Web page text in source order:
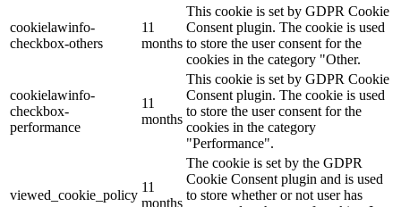
cookielawinfo-
checkbox-others
11
months
This cookie is set by GDPR Cookie
Consent plugin. The cookie is used
to store the user consent for the
cookies in the category "Other.
cookielawinfo-
checkbox-
performance
11
months
This cookie is set by GDPR Cookie
Consent plugin. The cookie is used
to store the user consent for the
cookies in the category
"Performance".
viewed_cookie_policy
11
months
The cookie is set by the GDPR
Cookie Consent plugin and is used
to store whether or not user has